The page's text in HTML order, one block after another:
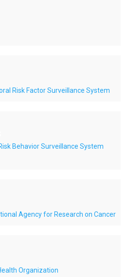
Risk Factor Surveillance System
Behavior Surveillance System
Agency for Research on Cancer
Organization